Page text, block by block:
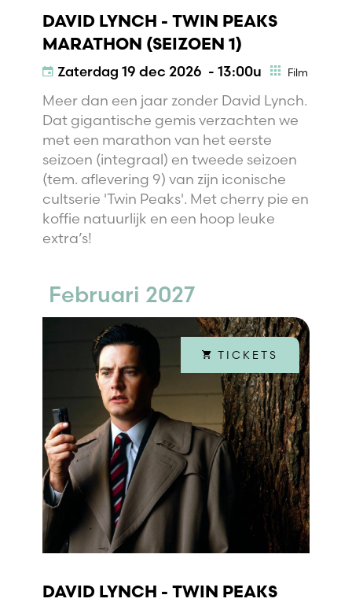
DAVID LYNCH - TWIN PEAKS
MARATHON (SEIZOEN 1)
Zaterdag 19 dec 2026 - 13:00u Film
Meer dan een jaar zonder David Lynch.
Dat gigantische gemis verzachten we
met een marathon van het eerste
seizoen (integraal) en tweede seizoen
(tem. aflevering 9) van zijn iconische
cultserie 'Twin Peaks'. Met cherry pie en
koffie natuurlijk en een hoop leuke
extra’s!
Februari 2027
TICKETS
DAVID LYNCH - TWIN PEAKS